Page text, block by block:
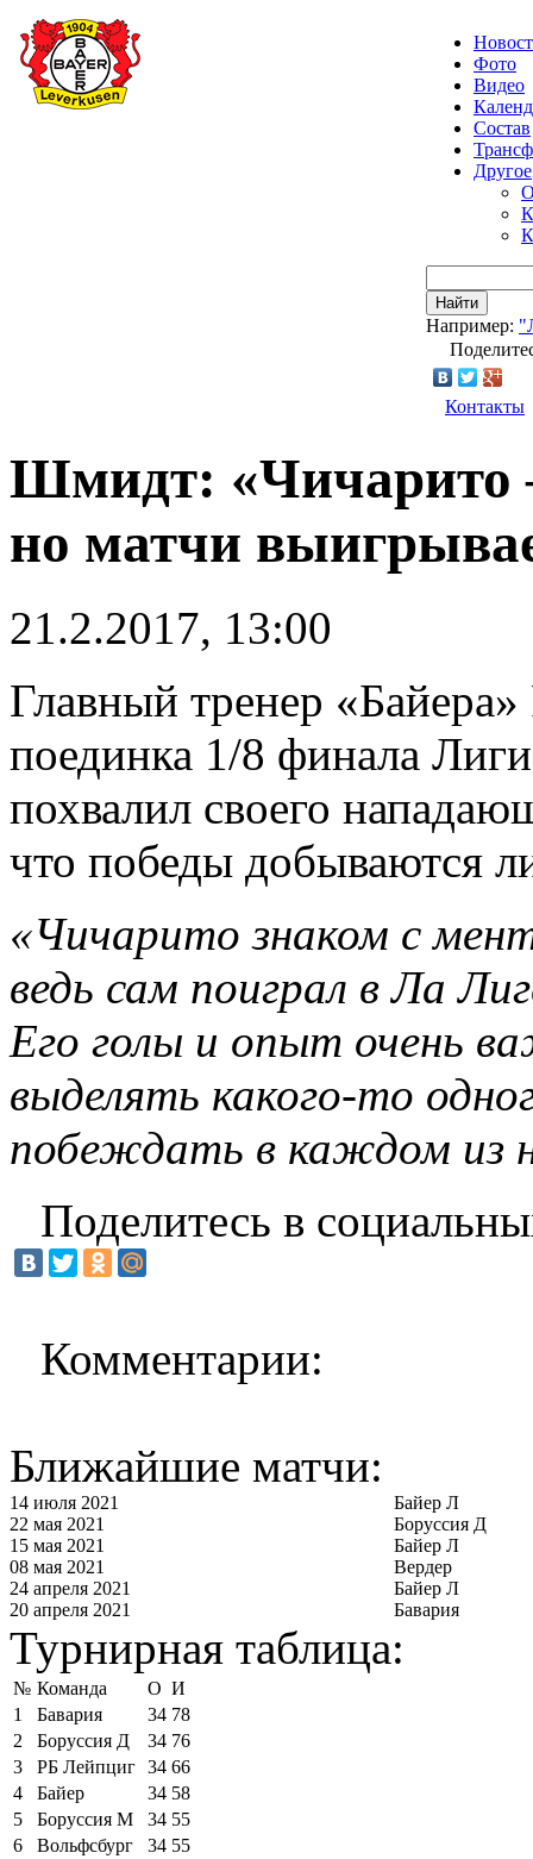
Фото
Видео
Состав
Другое
Найти
Например:
Контакты
Шмидт: «Чичарито
но матчи
21.2.2017, 13:00
Главный тренер
поединка 1/8 финала
похвалил своего
что победы добываются
«Чичарито знаком с
ведь сам поиграл в Ла
Его голы и опыт очень
выделять какого-то
побеждать в каждом из
Поделитесь в
Комментарии:
Ближайшие матчи:
14 июля 2021
Байер Л
22 мая 2021
Боруссия Д
15 мая 2021
Байер Л
08 мая 2021
Вердер
24 апреля 2021
Байер Л
20 апреля 2021
Бавария
Турнирная таблица:
№ Команда О И
1
Бавария 34 78
2
Боруссия Д 34 76
3
РБ Лейпциг 34 66
4
Байер 34 58
5
Боруссия М 34 55
6
Вольфсбург 34 55